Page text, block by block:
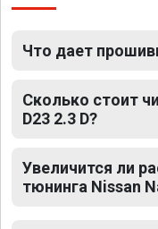
Что дает
Сколько стоит
D23 2.3 D?
Увеличится ли
тюнинга Nissan